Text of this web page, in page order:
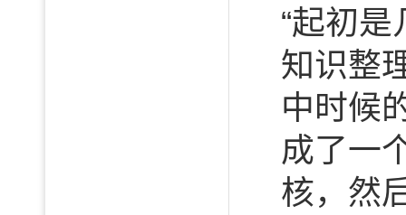
“起初
知识整
中时候
成了一
核，然